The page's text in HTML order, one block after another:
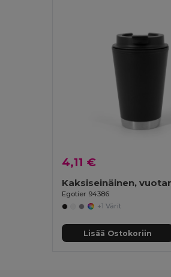
4,11 €
Egotier 94386
+1 Värit
Lisää Ostokoriin